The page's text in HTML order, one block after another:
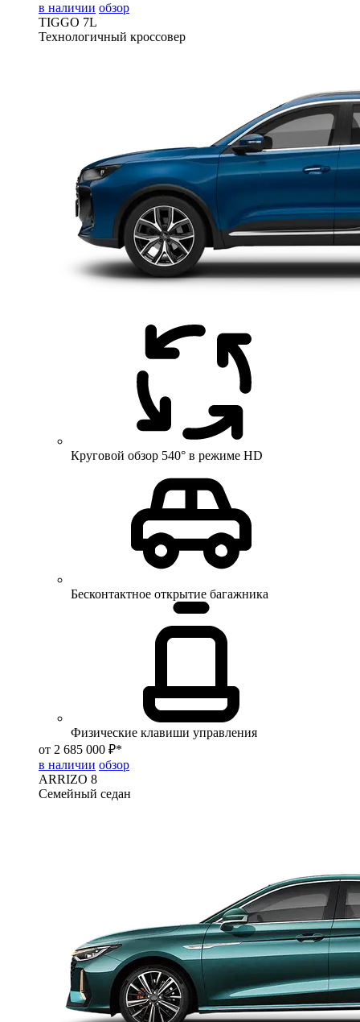
в наличии обзор
TIGGO 7L
Технологичный кроссовер
Круговой обзор 540° в режиме HD
Бесконтактное открытие багажника
Физические клавиши управления
от 2 685 000 ₽*
в наличии обзор
ARRIZO 8
Семейный седан